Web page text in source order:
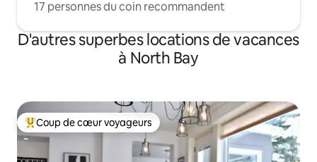
17 personnes du coin recommandent
D'autres superbes locations de vacances
à North Bay
Coup de cœur voyageurs parmi les plus aimés
Coup de cœur voyageurs